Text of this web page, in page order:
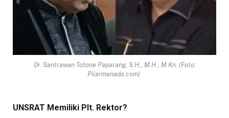
Dr. Santrawan Totone Paparang, S.H., M.H., M.Kn. (Foto:
Pilarmanado.com).
UNSRAT Memiliki Plt. Rektor?